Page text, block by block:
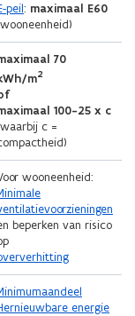
peil: maximaal E60
70
m2
100-25 x c
c =
wooneenheid:
beperken van risico
energie